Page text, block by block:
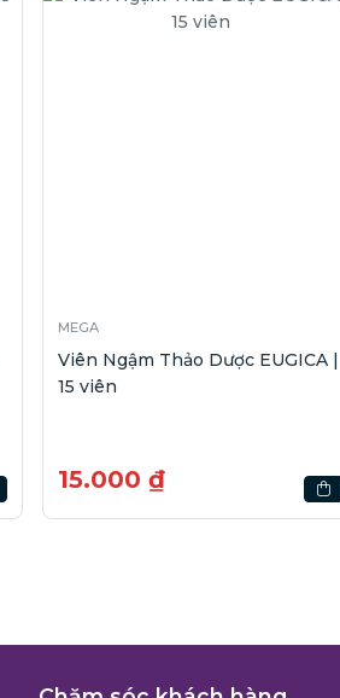
MEGA
Viên Ngậm Thảo Dược EUGICA |
15 viên
15.000 ₫